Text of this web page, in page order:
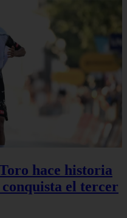
hace historia
el tercer